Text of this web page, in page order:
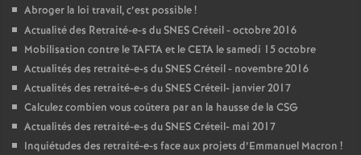
Abroger la loi travail, c’est possible!
Actualité des Retraité-e-s duSNESCréteil - octobre 2016
Mobilisation contre leTAFTAet leCETA le samedi 15 octobre
Actualités des retraité-e-s duSNESCréteil - novembre 2016
Actualités des retraité-e-s duSNESCréteil- janvier 2017
Calculez combien vous coûtera par an la hausse de la CSG
Actualités des retraité-e-s duSNESCréteil- mai 2017
Inquiétudes des retraité-e-s face aux projets d’Emmanuel Macron !